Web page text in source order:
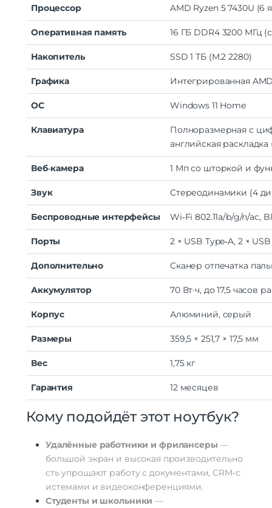
Процессор AMD Ryzen57430U (6
Оперативная память 16 ГБ DDR43200МГц (с
Накопитель SSD 1 ТБ(M.2 2280)
Графика Интегрированная
ОС Windows 11 Home
Клавиатура Полноразмерная с
английская раскладка
Веб‑камера 1 Мп со шторкой и
Звук Стереодинамики (4
Беспроводные интерфейсы Wi‑Fi 802.11a/b/g/n/ac,
Порты 2× USB Type‑A,2× USB
Дополнительно Сканер отпечатка
Аккумулятор 70Вт·ч,до17,5часов
Корпус Алюминий,серый
Размеры 359,5 × 251,7 × 17,5 мм
Вес 1,75кг
Гарантия 12месяцев
Комуподойдётэтотноутбук?
Удалённыеработники и фрилансеры —
большой экран и высокая производительно
стьупрощают работус документами, CRM‑с
истемами и видеоконференциями.
Студенты и школьники —